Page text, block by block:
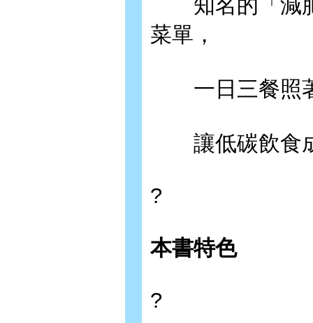
知名的「減肥
菜單，
一日三餐照著
讓低碳飲食
?
本書特色
?